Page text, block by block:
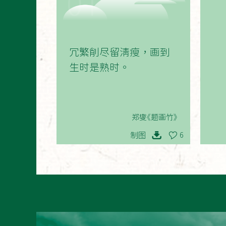
冗繁削尽留清瘦，画到
生时是熟时。
郑燮《题画竹》
制图 6